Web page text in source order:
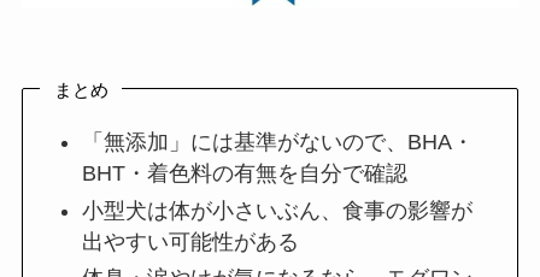
まとめ
「無添加」には基準がないので、BHA・
BHT・着色料の有無を自分で確認
小型犬は体が小さいぶん、食事の影響が
出やすい可能性がある